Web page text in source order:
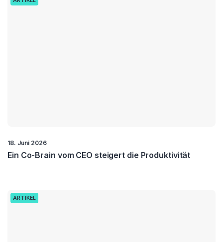
18. Juni 2026
Ein Co-Brain vom CEO steigert die Produktivität
ARTIKEL